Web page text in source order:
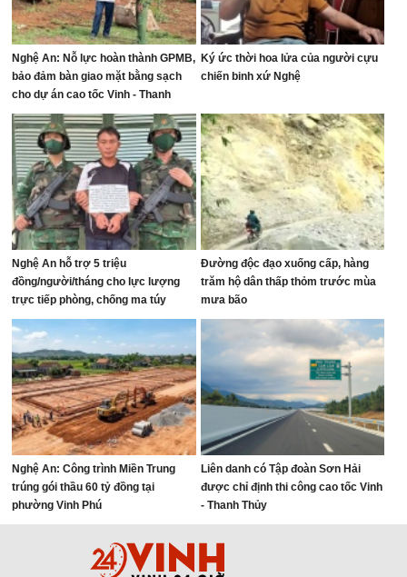
Nghệ An: Nỗ lực hoàn thành GPMB,
bảo đảm bàn giao mặt bằng sạch
cho dự án cao tốc Vinh - Thanh
Thủy
Ký ức thời hoa lửa của người cựu
chiến binh xứ Nghệ
Nghệ An hỗ trợ 5 triệu
đồng/người/tháng cho lực lượng
trực tiếp phòng, chống ma túy
Đường độc đạo xuống cấp, hàng
trăm hộ dân thấp thỏm trước mùa
mưa bão
Nghệ An: Công trình Miền Trung
trúng gói thầu 60 tỷ đồng tại
phường Vinh Phú
Liên danh có Tập đoàn Sơn Hải
được chỉ định thi công cao tốc Vinh
- Thanh Thủy